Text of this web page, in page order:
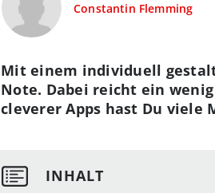
Constantin Flemming
Mit einem individuell
Note. Dabei reicht ein
cleverer Apps hast Du viele